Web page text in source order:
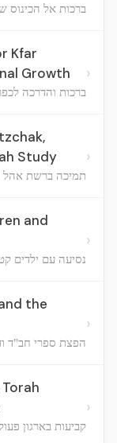
ברכות אל הכינוס
Kfar
Growth
ברכות והדרכה
›
Study
תמיכה ברשת אהל
›
and
נסיעה עם ילדים
›
the
הפצת ספרי חב"ד
›
קביעות בארגון
›